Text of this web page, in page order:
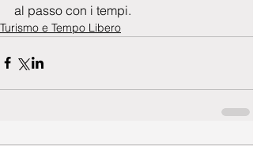
al passo con i tempi.
Turismo e Tempo Libero